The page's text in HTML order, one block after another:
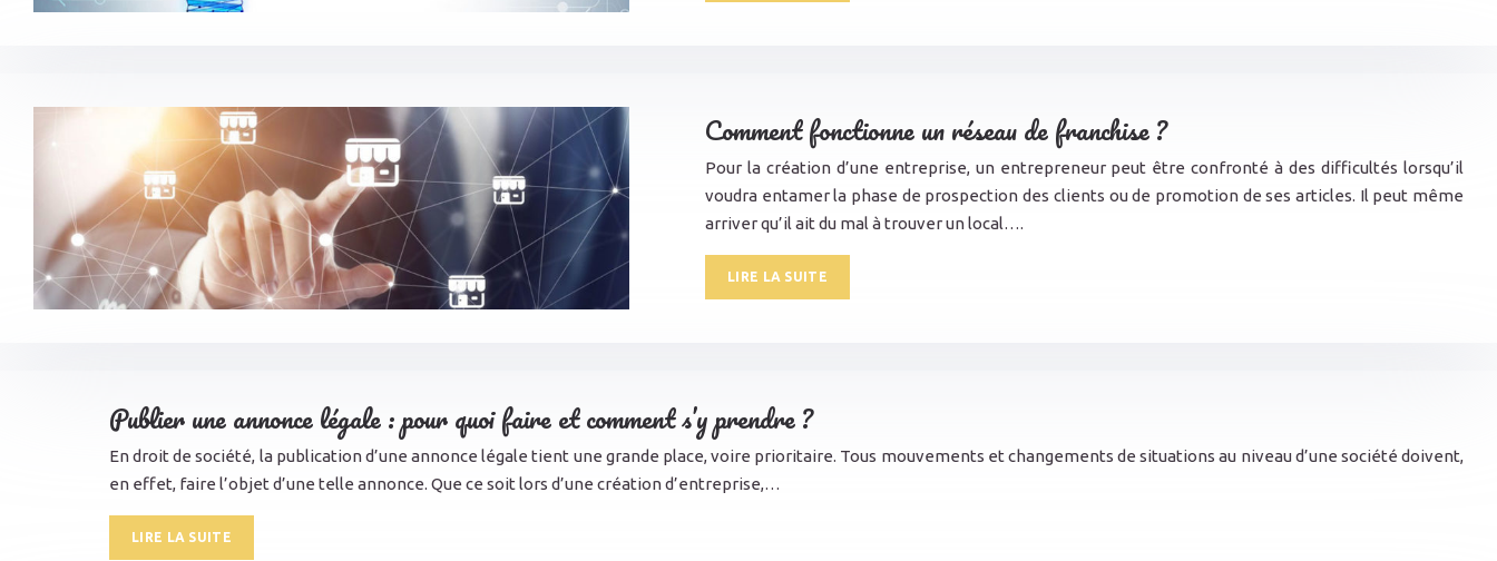
Comment fonctionne un réseau de franchise ?
Pour la création d’une entreprise, un entrepreneur peut être confronté à des difficultés lorsqu’il
voudra entamer la phase de prospection des clients ou de promotion de ses articles. Il peut même
arriver qu’il ait du mal à trouver un local….
LIRE LA SUITE
Publier une annonce légale : pour quoi faire et comment s’y prendre ?
En droit de société, la publication d’une annonce légale tient une grande place, voire prioritaire. Tous mouvements et changements de situations au niveau d’une société doivent,
en effet, faire l’objet d’une telle annonce. Que ce soit lors d’une création d’entreprise,…
LIRE LA SUITE